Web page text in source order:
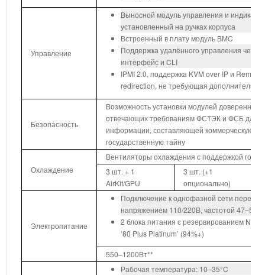
Управление
Выносной модуль управления и
установленный на ручках корпуса
Встроенный в плату модуль BMC
Поддержка удалённого управления через
интерфейс и CLI
IPMI 2.0, поддержка KVM over IP и Remote
redirection, не требующая
Безопасность
Возможность установки модулей доверенной
отвечающих требованиям ФСТЭК и ФСБ для
информации, составляющей коммерческую
государственную тайну
Охлаждение
Вентиляторы охлаждения с поддержкой
3 шт. + 1
AirKit/GPU
3 шт. (+1
опционально)
Электропитание
Подключение к однофазной сети
напряжением 110/220В, частотой 47–53
2 блока питания с резервированием
’80 Plus Platinum’ (94%+)
550–1200Вт**
Рабочая температура: 10–35°C